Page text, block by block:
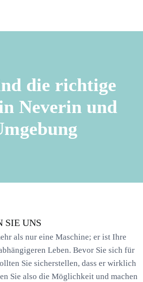
die richtige
Neverin und
SIE UNS
als nur eine Maschine; er ist Ihre
Leben. Bevor Sie sich für
Sie sicherstellen, dass er wirklich
Sie also die Möglichkeit und machen